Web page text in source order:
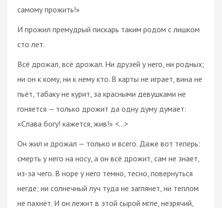
самому прожить!»
И прожил премудрый пискарь таким родом с лишком
сто лет.
Всё дрожал, всё дрожал. Ни друзей у него, ни родных;
ни он к кому, ни к нему кто. В карты не играет, вина не
пьёт, табаку не курит, за красными девушками не
гоняется — только дрожит да одну думу думает:
«Слава богу! кажется, жив!» <…>
Он жил и дрожал — только и всего. Даже вот теперь:
смерть у него на носу, а он всё дрожит, сам не знает,
из-за чего. В норе у него темно, тесно, повернуться
негде; ни солнечный луч туда не заглянет, ни теплом
не пахнёт. И он лежит в этой сырой мгле, незрячий,